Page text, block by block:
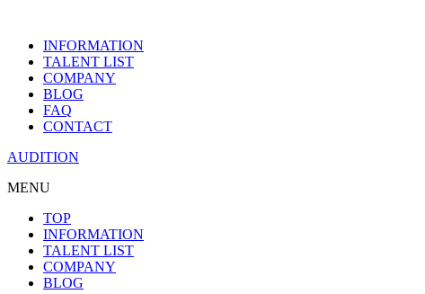
INFORMATION
TALENT LIST
COMPANY
BLOG
FAQ
CONTACT
AUDITION
MENU
TOP
INFORMATION
TALENT LIST
COMPANY
BLOG